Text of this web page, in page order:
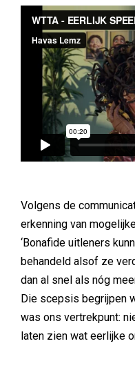
Volgens de
erkenning van
‘Bonafide uitleners
behandeld alsof ze
dan al snel als nóg
Die scepsis begrijpen
was ons vertrekpunt:
laten zien wat eerlijke